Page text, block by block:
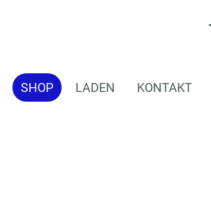
SHOP LADEN KONTAKT